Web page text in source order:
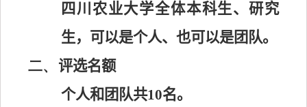
四川农业大学全体本科生、研究
生，可以是个人、也可以是团队。
二、
评选名额
个人和团队共10名。